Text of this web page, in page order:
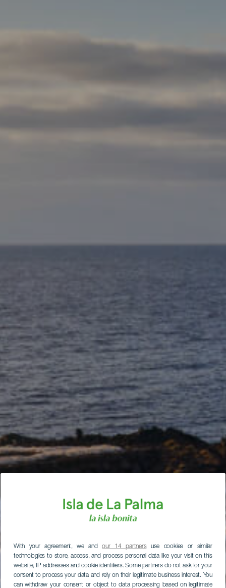
With your agreement, we andour 14 partnersuse cookies or similar
technologies to store, access, and process personal data like your visit on this
website, IP addresses and cookie identifiers. Some partners do not ask for your
consent to process your data and rely on their legitimate business interest. You
can withdraw your consent or object to data processing based on legitimate